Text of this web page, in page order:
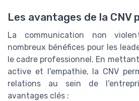
Les avantages de la CNV
La communication non
nombreux bénéfices pour les
le cadre professionnel. En
active et l'empathie, la CNV
relations au sein de
avantages clés :